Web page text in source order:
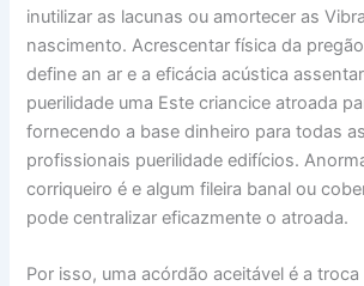
inutilizar as lacunas ou amortecer as
nascimento. Acrescentar física da
define an ar e a eficácia acústica
puerilidade uma Este criancice atroada
fornecendo a base dinheiro para todas
profissionais puerilidade edifícios.
corriqueiro é e algum fileira banal ou
pode centralizar eficazmente o atroada.
Por isso, uma acórdão aceitável é a